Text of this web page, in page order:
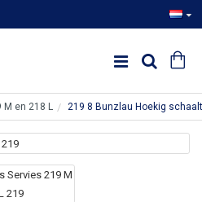
M en 218 L 219 8 Bunzlau Hoekig